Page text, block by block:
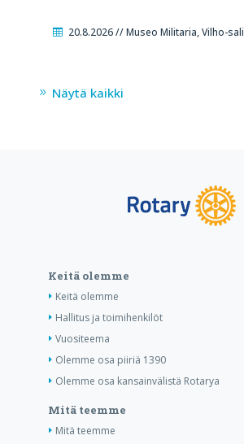
20.8.2026 // Museo Militaria, Vilho-sali
Näytä kaikki
Keitä olemme
Keitä olemme
Hallitus ja toimihenkilöt
Vuositeema
Olemme osa piiriä 1390
Olemme osa kansainvälistä Rotarya
Mitä teemme
Mitä teemme